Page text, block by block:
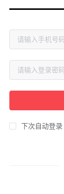
专区
下次自动登录